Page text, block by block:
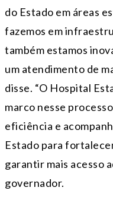
do Estado em áreas
fazemos em
também estamos
um atendimento de
disse. “O Hospital
marco nesse
eficiência e
Estado para
garantir mais acesso
governador.